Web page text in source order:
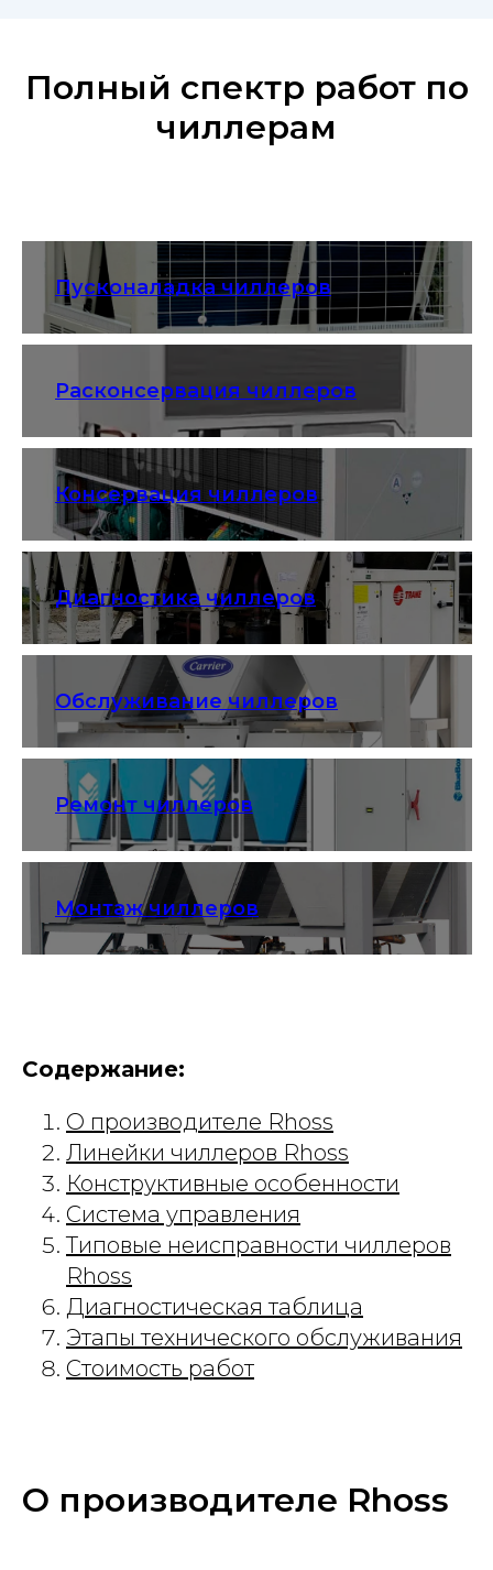
Полный спектр работ по
чиллерам
Пусконаладка чиллеров
Расконсервация чиллеров
Консервация чиллеров
Диагностика чиллеров
Обслуживание чиллеров
Ремонт чиллеров
Монтаж чиллеров
Содержание:
О производителе Rhoss
Линейки чиллеров Rhoss
Конструктивные особенности
Система управления
Типовые неисправности чиллеров
Rhoss
Диагностическая таблица
Этапы технического обслуживания
Стоимость работ
О производителе Rhoss